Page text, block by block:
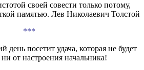
своей совести только потому,
памятью. Лев Николаевич Толстой
***
день посетит удача, которая не будет
от настроения начальника!